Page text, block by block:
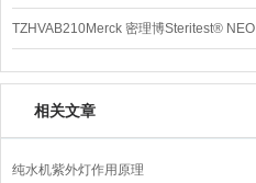
TZHVAB210Merck 密理博Steritest® NEO
设备
相关文章
纯水机紫外灯作用原理